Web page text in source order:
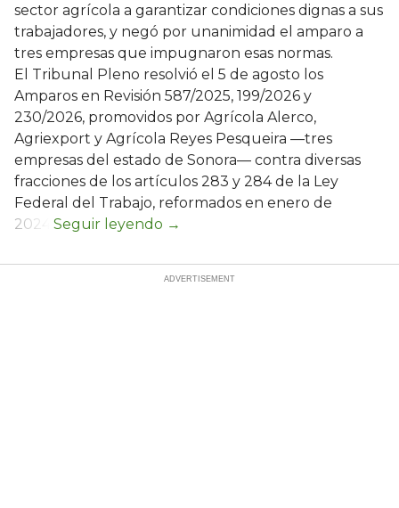
sector agrícola a garantizar condiciones dignas a sus
trabajadores, y negó por unanimidad el amparo a
tres empresas que impugnaron esas normas.
El Tribunal Pleno resolvió el 5 de agosto los
Amparos en Revisión 587/2025, 199/2026 y
230/2026, promovidos por Agrícola Alerco,
Agriexport y Agrícola Reyes Pesqueira —tres
empresas del estado de Sonora— contra diversas
fracciones de los artículos 283 y 284 de la Ley
Federal del Trabajo, reformados en enero de
2024.